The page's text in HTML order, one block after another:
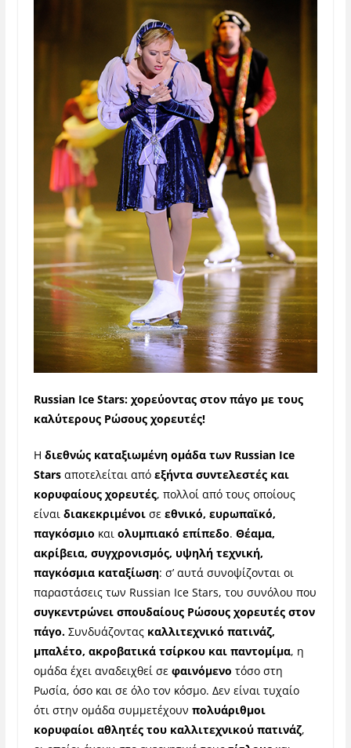
Russian Ice Stars: χορεύοντας στον πάγο με τους
καλύτερους Ρώσους χορευτές!
Η διεθνώς καταξιωμένη ομάδα των Russian Ice
Starsαποτελείται από εξήντα συντελεστές και
κορυφαίους χορευτές, πολλοί από τους οποίους
είναι διακεκριμένοισε εθνικό, ευρωπαϊκό,
παγκόσμιο καιολυμπιακό επίπεδο. Θέαμα,
ακρίβεια, συγχρονισμός, υψηλή τεχνική,
παγκόσμια καταξίωση: σ’ αυτά συνοψίζονται οι
παραστάσεις των Russian Ice Stars, του συνόλου που
συγκεντρώνει σπουδαίους Ρώσους χορευτές στον
πάγο.Συνδυάζοντας καλλιτεχνικό πατινάζ,
μπαλέτο, ακροβατικά τσίρκου και παντομίμα, η
ομάδα έχει αναδειχθεί σε φαινόμενο τόσο στη
Ρωσία, όσο και σε όλο τον κόσμο. Δεν είναι τυχαίο
ότι στην ομάδα συμμετέχουν πολυάριθμοι
κορυφαίοι αθλητές του καλλιτεχνικού πατινάζ,